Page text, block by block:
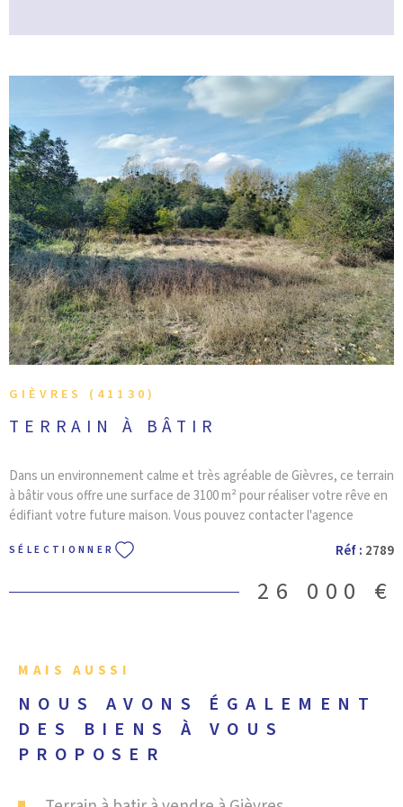
GIÈVRES (41130)
TERRAIN À BÂTIR
Dans un environnement calme et très agréable de Gièvres, ce terrain
à bâtir vous offre une surface de 3100 m² pour réaliser votre rêve en
édifiant votre future maison. Vous pouvez contacter l'agence
une visite de ce terrain à bâtir.
SÉLECTIONNER Réf : 2789
26 000 €
VOIR LE BIEN
MAIS AUSSI
NOUS AVONS ÉGALEMENT
DES BIENS À VOUS
PROPOSER